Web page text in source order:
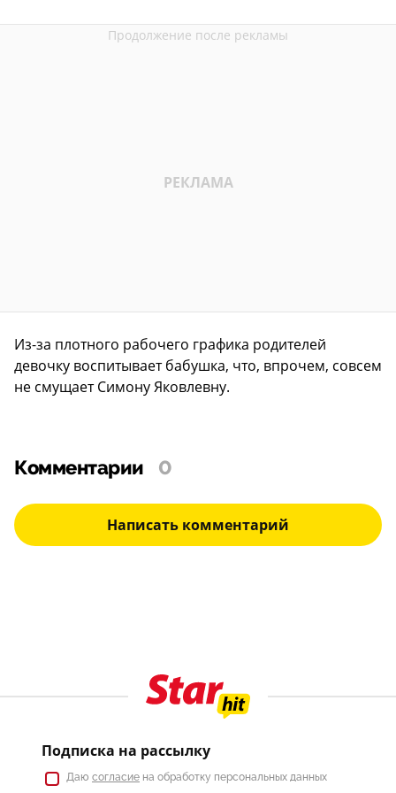
Из-за плотного рабочего графика родителей
девочку воспитывает бабушка, что, впрочем, совсем
не смущает Симону Яковлевну.
Комментарии 0
Написать комментарий
Подписка на рассылку
Даю согласие на обработку персональных данных